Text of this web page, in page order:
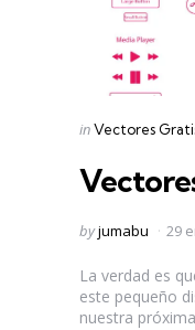
Categories
Posted
inVectores
Posted
byjumabu 29
La verdad es
este pequeño
nuestra